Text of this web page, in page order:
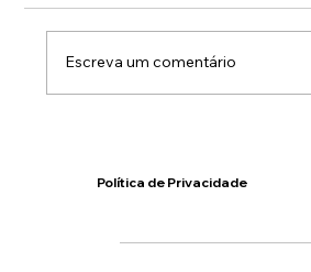
para produtores rurais
Escreva um comentário
Política de Privacidade